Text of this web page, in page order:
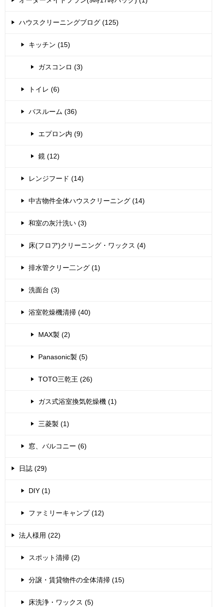
ハウスクリーニングブログ (125)
キッチン (15)
ガスコンロ (3)
トイレ (6)
バスルーム (36)
エプロン内 (9)
鏡 (12)
レンジフード (14)
中古物件全体ハウスクリーニング (14)
和室の灰汁洗い (3)
床(フロア)クリーニング・ワックス (4)
排水管クリー二ング (1)
洗面台 (3)
浴室乾燥機清掃 (40)
MAX製 (2)
Panasonic製 (5)
TOTO三乾王 (26)
ガス式浴室換気乾燥機 (1)
三菱製 (1)
窓、バルコニー (6)
日誌 (29)
DIY (1)
ファミリーキャンプ (12)
法人様用 (22)
スポット清掃 (2)
分譲・賃貸物件の全体清掃 (15)
床洗浄・ワックス (5)